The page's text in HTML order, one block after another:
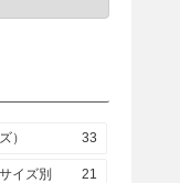
） 33
サイズ別 21